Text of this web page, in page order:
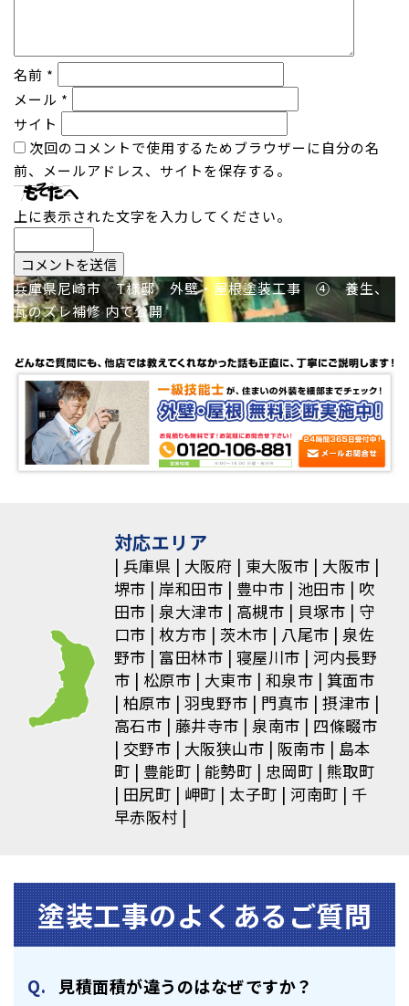
名前 *
メール *
サイト
次回のコメントで使用するためブラウザーに自分の名
前、メールアドレス、サイトを保存する。
上に表示された文字を入力してください。
投
稿
ナ
ビ
ゲ
ー
兵庫県尼崎市 T様邸 外壁・屋根塗装工事 ④ 養生、
瓦のズレ補修 内で公開
対応エリア
兵庫県 大阪府 東大阪市
大阪市
堺市
岸和田市 豊中市 池田市
吹
田市
泉大津市 高槻市 貝塚市
守
口市
枚方市 茨木市 八尾市
泉佐
野市
富田林市 寝屋川市
河内長野
市
松原市 大東市 和泉市 箕面市
柏原市 羽曳野市 門真市
摂津市
高石市
藤井寺市 泉南市
四條畷市
交野市
大阪狭山市 阪南市
島本
町
豊能町 能勢町 忠岡町 熊取町
田尻町
岬町 太子町 河南町
千
早赤阪村
塗装⼯事のよくあるご質問
⾒積⾯積が違うのはなぜですか？